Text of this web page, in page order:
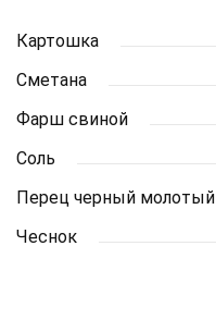
Картошка
Сметана
Фарш свиной
Соль
Перец черный молотый
Чеснок